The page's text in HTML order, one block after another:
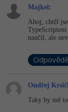
Spring
Best
MS-
Swift
Kotlin
SQL
Majkel:
Ahoj, chtěl
naučil, ale
Ondřej
Taky by mě